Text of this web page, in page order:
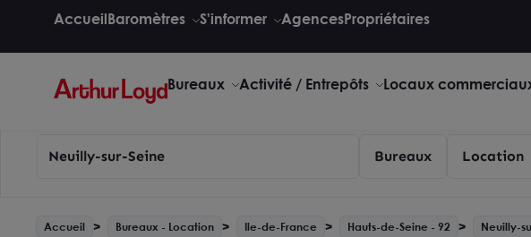
AccueilBaromètres S'informer AgencesPropriétaires
Bureaux Activité / Entrepôts Locaux
Neuilly-sur-Seine Bureaux Location
Accueil Bureaux - Location Ile-de-France Hauts-de-Seine - 92 Neuilly-